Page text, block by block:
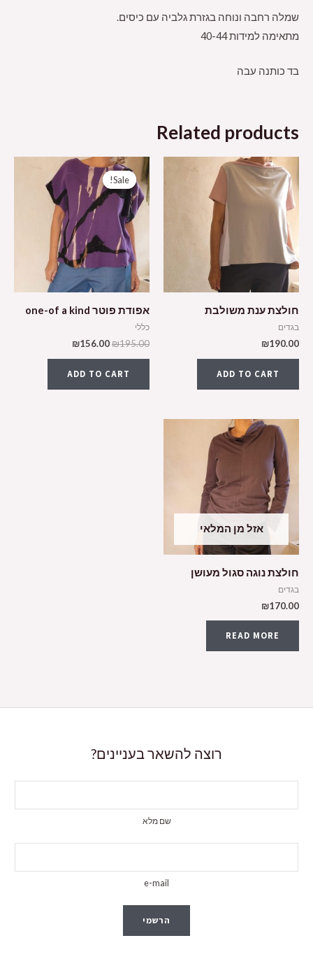
שמלה רחבה ונוחה בגזרת גלביה עם כיסים.
מתאימה למידות 40-44
בד כותנה עבה
Related products
חולצת ענת משולבת
בגדים
₪190.00
ADD TO CART
Sale!
Sale!
אפודת פוטר one-of a kind
כללי
₪195.00
₪156.00
ADD TO CART
אזל מן המלאי
חולצת נוגה סגול מעושן
בגדים
₪170.00
READ MORE
רוצה להשאר בעניינים?
שם מלא
e-mail
הרשמי